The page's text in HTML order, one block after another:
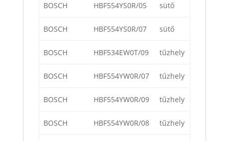
BOSCH HBF554YS0R/05 sütő
BOSCH HBF554YS0R/07 sütő
BOSCH HBF534EW0T/09 tűzhely
BOSCH HBF554YW0R/07 tűzhely
BOSCH HBF554YW0R/09 tűzhely
BOSCH HBF554YW0R/08 tűzhely